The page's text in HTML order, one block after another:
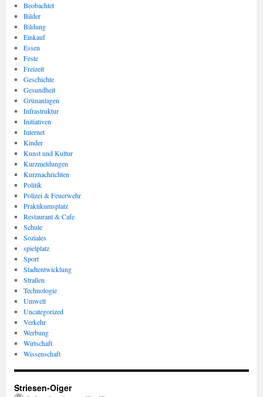
Beobachtet
Bilder
Bildung
Einkauf
Essen
Feste
Freizeit
Geschichte
Gesundheit
Grünanlagen
Infrastruktur
Initiativen
Internet
Kinder
Kunst und Kultur
Kurzmeldungen
Kurznachrichten
Politik
Polizei & Feuerwehr
Praktikumsplatz
Restaurant & Cafe
Schule
Soziales
spielplatz
Sport
Stadtentwicklung
Straßen
Technologie
Umwelt
Uncategorized
Verkehr
Werbung
Wirtschaft
Wissenschaft
Striesen-Oiger